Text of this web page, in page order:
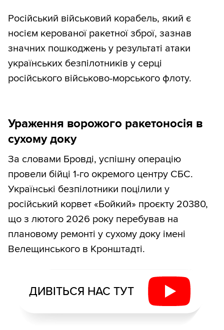
Російський військовий корабель, який є
носієм керованої ракетної зброї, зазнав
значних пошкоджень у результаті атаки
українських безпілотників у серці
російського військово-морського флоту.
Ураження ворожого ракетоносія в
сухому доку
За словами Бровді, успішну операцію
провели бійці 1-го окремого центру СБС.
Українські безпілотники поцілили у
російський корвет «Бойкий» проєкту 20380,
що з лютого 2026 року перебував на
плановому ремонті у сухому доку імені
Велещинського в Кронштадті.
ДИВІТЬСЯ НАС ТУТ